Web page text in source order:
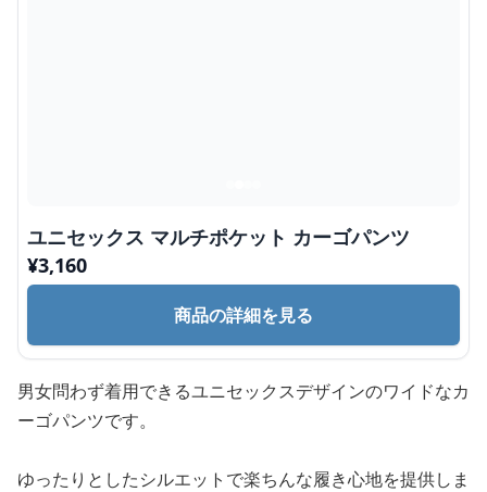
ユニセックス マルチポケット カーゴパンツ
¥3,160
商品の詳細を見る
男女問わず着用できるユニセックスデザインのワイドなカ
ーゴパンツです。
ゆったりとしたシルエットで楽ちんな履き心地を提供しま